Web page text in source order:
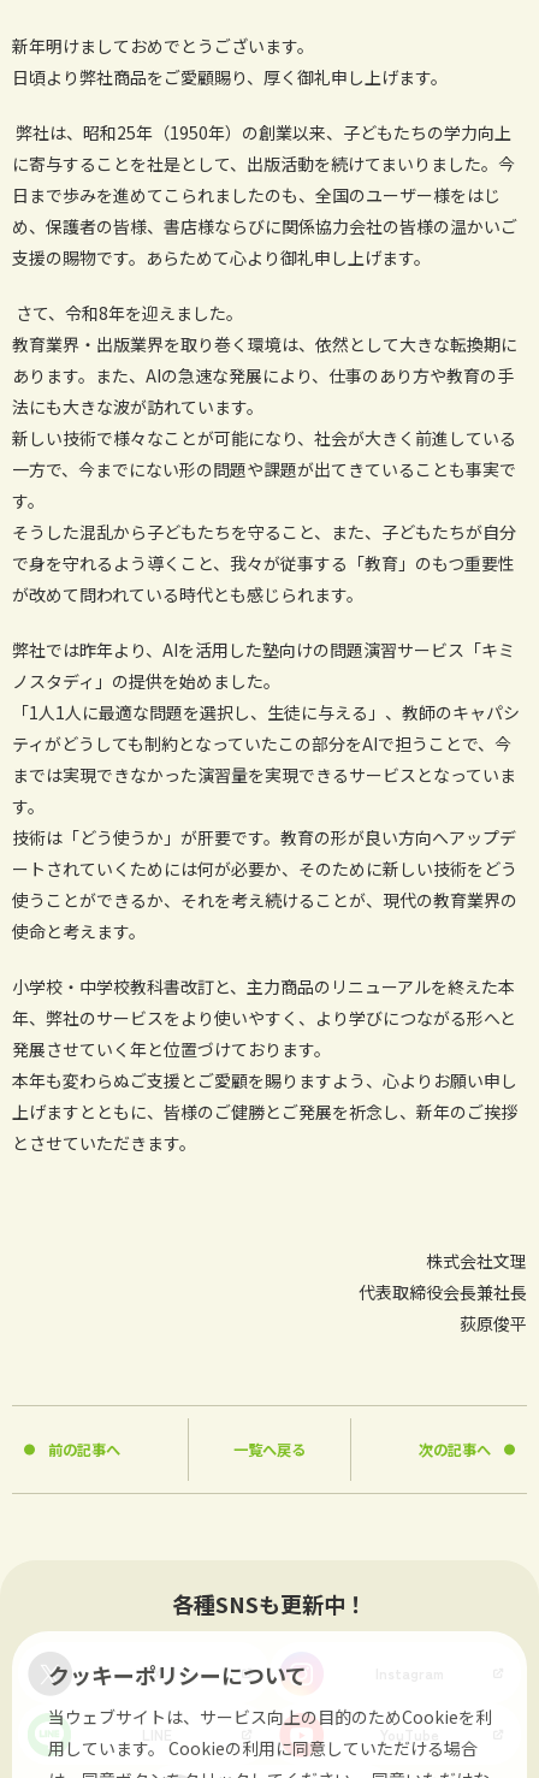
新年明けましておめでとうございます。
日頃より弊社商品をご愛顧賜り、厚く御礼申し上げます。
弊社は、昭和25年（1950年）の創業以来、子どもたちの学力向上
に寄与することを社是として、出版活動を続けてまいりました。今
日まで歩みを進めてこられましたのも、全国のユーザー様をはじ
め、保護者の皆様、書店様ならびに関係協力会社の皆様の温かいご
支援の賜物です。あらためて心より御礼申し上げます。
さて、令和8年を迎えました。
教育業界・出版業界を取り巻く環境は、依然として大きな転換期に
あります。また、AIの急速な発展により、仕事のあり方や教育の手
法にも大きな波が訪れています。
新しい技術で様々なことが可能になり、社会が大きく前進している
一方で、今までにない形の問題や課題が出てきていることも事実で
す。
そうした混乱から子どもたちを守ること、また、子どもたちが自分
で身を守れるよう導くこと、我々が従事する「教育」のもつ重要性
が改めて問われている時代とも感じられます。
弊社では昨年より、AIを活用した塾向けの問題演習サービス「キミ
ノスタディ」の提供を始めました。
「1人1人に最適な問題を選択し、生徒に与える」、教師のキャパシ
ティがどうしても制約となっていたこの部分をAIで担うことで、今
までは実現できなかった演習量を実現できるサービスとなっていま
す。
技術は「どう使うか」が肝要です。教育の形が良い方向へアップデ
ートされていくためには何が必要か、そのために新しい技術をどう
使うことができるか、それを考え続けることが、現代の教育業界の
使命と考えます。
小学校・中学校教科書改訂と、主力商品のリニューアルを終えた本
年、弊社のサービスをより使いやすく、より学びにつながる形へと
発展させていく年と位置づけております。
本年も変わらぬご支援とご愛顧を賜りますよう、心よりお願い申し
上げますとともに、皆様のご健勝とご発展を祈念し、新年のご挨拶
とさせていただきます。
株式会社文理
代表取締役会長兼社長
荻原俊平
前の記事へ 一覧へ戻る 次の記事へ
クッキーポリシーについて
当ウェブサイトは、サービス向上の目的のためCookieを利
用しています。 Cookieの利用に同意していただける場合
各種SNSも更新中！
X